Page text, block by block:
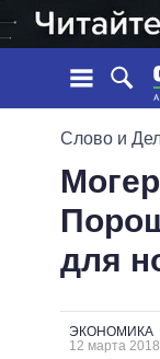
ЛЕНТА
СТАТЬИ
ОБЗОРЫ
Слово и
для
ЭКОНОМИКА
12 марта